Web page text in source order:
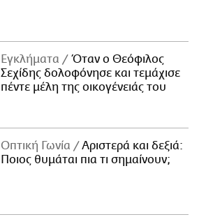
Εγκλήματα
Όταν ο Θεόφιλος
Σεχίδης δολοφόνησε και τεμάχισε
πέντε μέλη της οικογένειάς του
Οπτική Γωνία
Αριστερά και δεξιά:
Ποιος θυμάται πια τι σημαίνουν;